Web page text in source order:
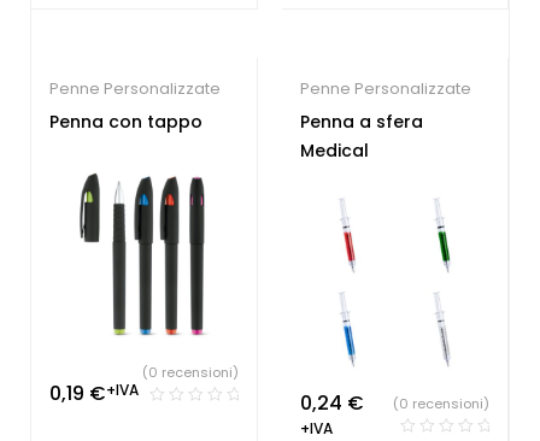
Penne Personalizzate
Penna con tappo
0,19 €+IVA
(0 recensioni)
Penne Personalizzate
Penna a sfera
Medical
0,24 €
+IVA
(0 recensioni)